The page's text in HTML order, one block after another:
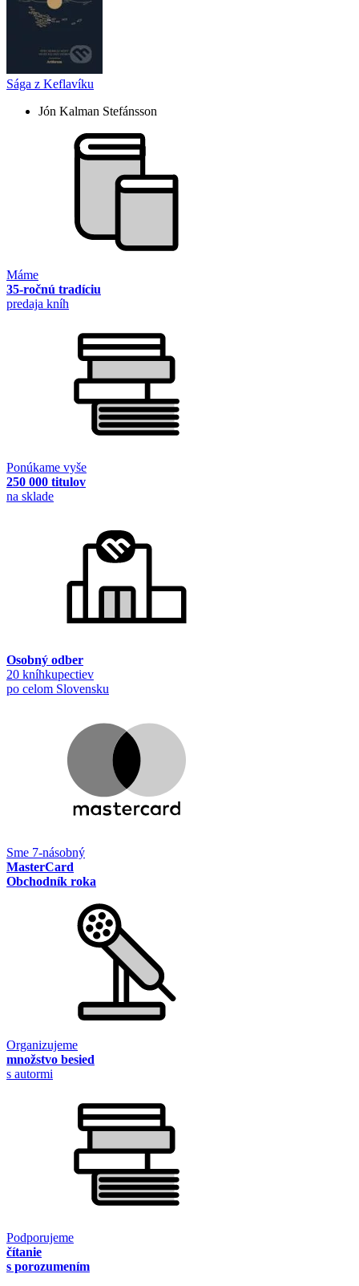
Sága z Keflavíku
Jón Kalman Stefánsson
Máme
35-ročnú tradíciu
predaja kníh
Ponúkame vyše
250 000 titulov
na sklade
Osobný odber
20 kníhkupectiev
po celom Slovensku
Sme 7-násobný
MasterCard
Obchodník roka
Organizujeme
množstvo besied
s autormi
Podporujeme
čítanie
s porozumením